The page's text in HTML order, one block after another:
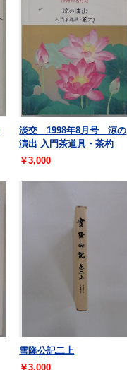
淡交 1998年8月号 涼の
演出 入門茶道具・茶杓
￥3,000
雪隆公記二上
￥3,000